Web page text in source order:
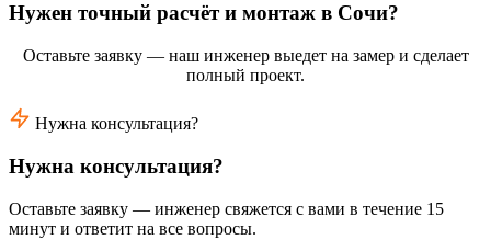
Нужен точный расчёт и монтаж в Сочи?
Оставьте заявку — наш инженер выедет на замер и сделает
полный проект.
Нужна консультация?
Нужна консультация?
Оставьте заявку — инженер свяжется с вами в течение 15
минут и ответит на все вопросы.